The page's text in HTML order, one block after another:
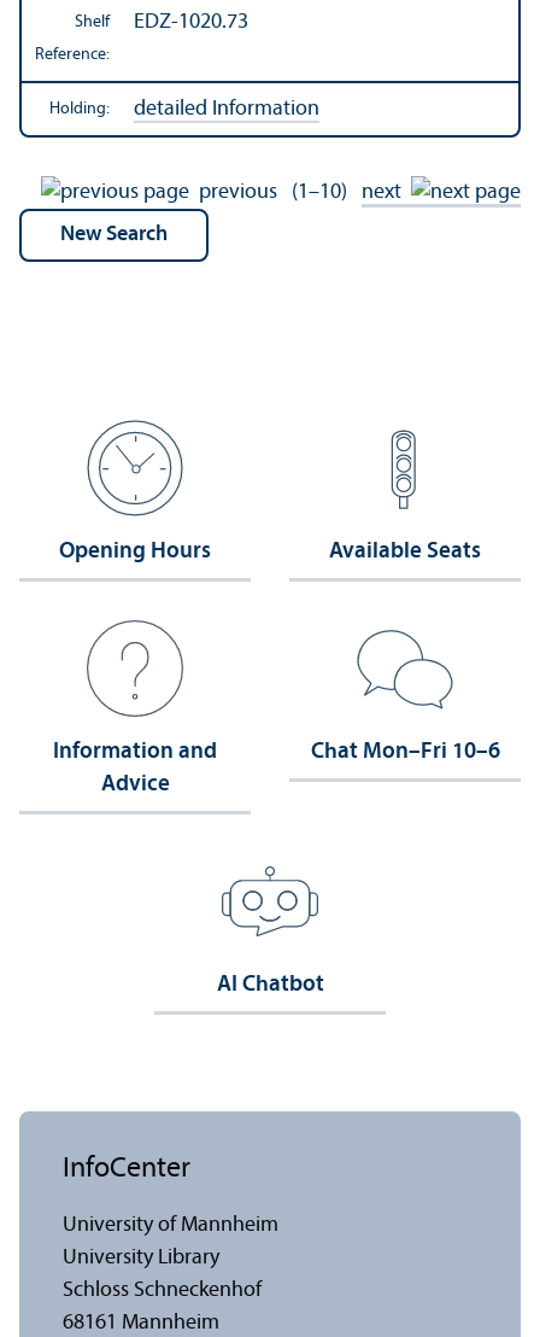
Shelf
Reference:
EDZ-1020.73
Holding: detailed Information
previous (1–10) next
Opening Hours Available Seats
Information and
Advice
Chat Mon–Fri 10–6
AI Chatbot
InfoCenter
University of Mannheim
University Library
Schloss Schneckenhof
68161 Mannheim